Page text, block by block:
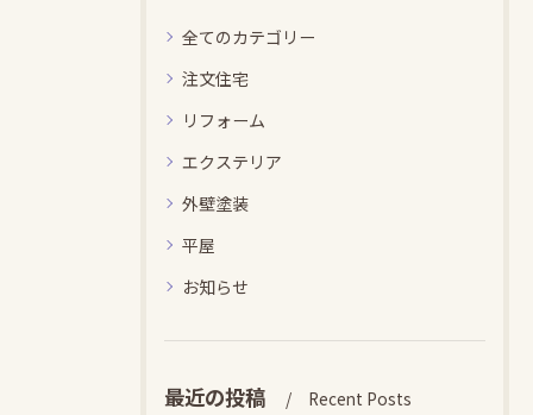
全てのカテゴリー
注文住宅
リフォーム
エクステリア
外壁塗装
平屋
お知らせ
最近の投稿 Recent Posts